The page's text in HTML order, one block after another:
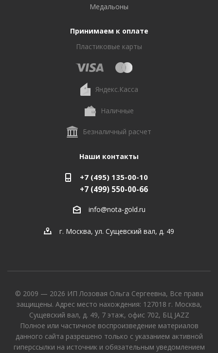
Медальоны
Принимаем к оплате
Пластиковые карты
Яндекс.Касса
Наличные
Безналичный расчет
Наши контакты
+7 (495) 135-00-10
+7 (499) 550-00-66
info@nota-gold.ru
г. Москва, ул. Сущевский вал, д. 49
© 2009 — 2026 ИП Лозовая Ольга Сергеевна, Все права
защищены. Адрес место нахождения: 127018 г. Москва,
Сущевский вал, д. 49, 7 этаж, офис 702, БЦ JAZZ
Полное или частичное воспроизведение материалов
данного сайта разрешено только с указанием активной
гиперссылки на источник и обязательным уведомлением